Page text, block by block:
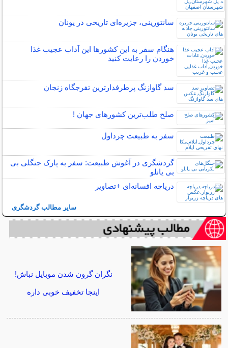
سانتورینی، جزیره‌ای تاریخی در یونان
هنگام سفر به این کشورها این آداب عجیب غذا
خوردن را رعایت کنید
سد گاوازنگ پرطرفدارترین تفرجگاه زنجان
صلح‌ طلب‌ترین کشورهای جهان !
سفر به طبیعت چرداول
گردشگری در آغوش طبیعت: سفر به پارک جنگلی بی
بی یانلو
دریاچه افسانه‌ای +تصاویر
سایر مطالب گردشگری
نگران گرون شدن موبایل نباش!
اینجا تخفیف خوبی داره